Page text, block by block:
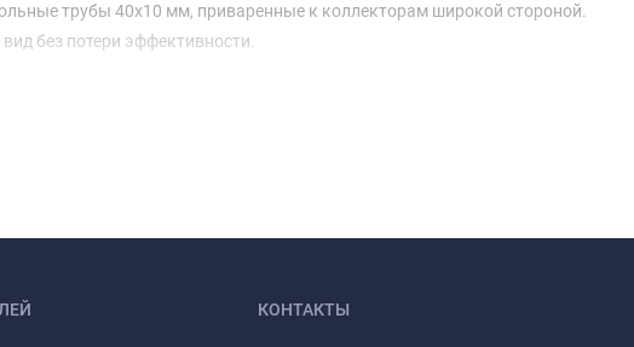
трубы 40х10 мм, приваренные к коллекторам широкой стороной.
без потери эффективности.
КОНТАКТЫ